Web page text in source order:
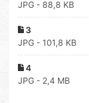
JPG - 88,8 KB
3
JPG - 101,8 KB
4
JPG - 2,4 MB